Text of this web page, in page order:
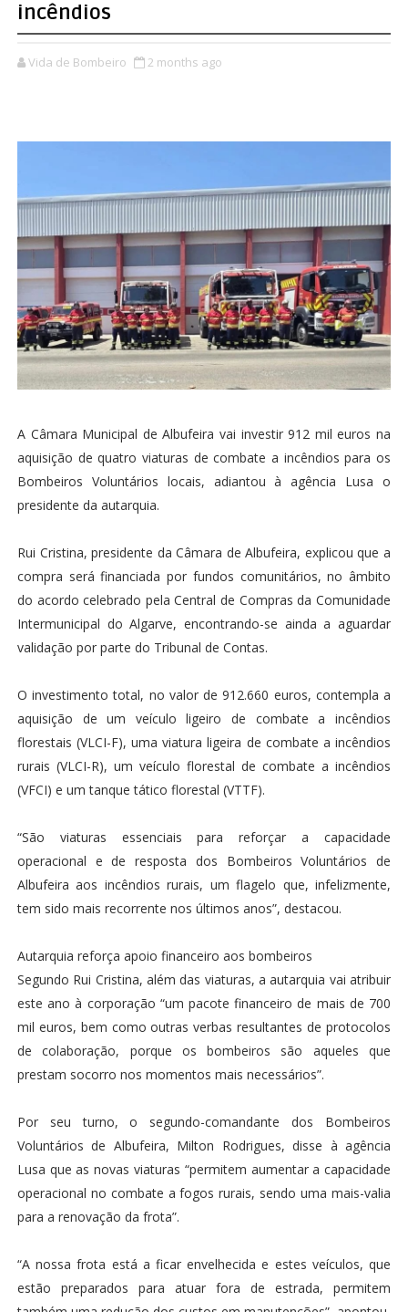
incêndios
Vida de Bombeiro 2 months ago
A Câmara Municipal de Albufeira vai investir 912 mil euros na
aquisição de quatro viaturas de combate a incêndios para os
Bombeiros Voluntários locais, adiantou à agência Lusa o
presidente da autarquia.
Rui Cristina, presidente da Câmara de Albufeira, explicou que a
compra será financiada por fundos comunitários, no âmbito
do acordo celebrado pela Central de Compras da Comunidade
Intermunicipal do Algarve, encontrando-se ainda a aguardar
validação por parte do Tribunal de Contas.
O investimento total, no valor de 912.660 euros, contempla a
aquisição de um veículo ligeiro de combate a incêndios
florestais (VLCI-F), uma viatura ligeira de combate a incêndios
rurais (VLCI-R), um veículo florestal de combate a incêndios
(VFCI) e um tanque tático florestal (VTTF).
“São viaturas essenciais para reforçar a capacidade
operacional e de resposta dos Bombeiros Voluntários de
Albufeira aos incêndios rurais, um flagelo que, infelizmente,
tem sido mais recorrente nos últimos anos”, destacou.
Autarquia reforça apoio financeiro aos bombeiros
Segundo Rui Cristina, além das viaturas, a autarquia vai atribuir
este ano à corporação “um pacote financeiro de mais de 700
mil euros, bem como outras verbas resultantes de protocolos
de colaboração, porque os bombeiros são aqueles que
prestam socorro nos momentos mais necessários”.
Por seu turno, o segundo-comandante dos Bombeiros
Voluntários de Albufeira, Milton Rodrigues, disse à agência
Lusa que as novas viaturas “permitem aumentar a capacidade
operacional no combate a fogos rurais, sendo uma mais-valia
para a renovação da frota”.
“A nossa frota está a ficar envelhecida e estes veículos, que
estão preparados para atuar fora de estrada, permitem